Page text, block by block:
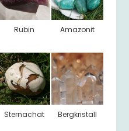
Rubin Amazonit
Sternachat Bergkristall